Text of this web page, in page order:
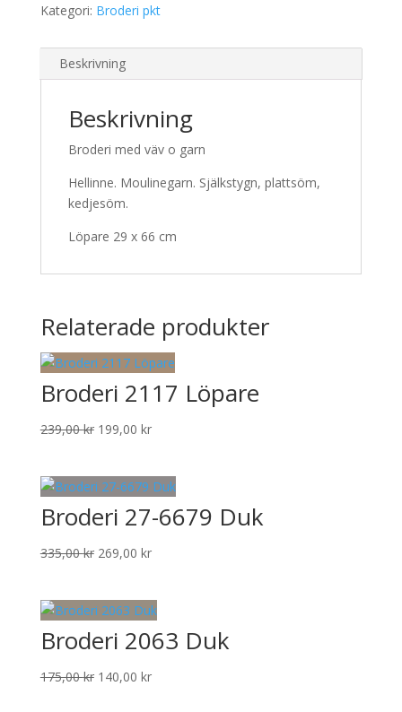
Kategori: Broderi pkt
Beskrivning
Beskrivning
Broderi med väv o garn
Hellinne. Moulinegarn. Själkstygn, plattsöm,
kedjesöm.
Löpare 29 x 66 cm
Relaterade produkter
Broderi 2117 Löpare
239,00kr Det
var:
239,00 kr.
199,00 krDet
är:
199,00 kr.
Broderi 27-6679 Duk
335,00kr Det
var:
335,00 kr.
269,00 krDet
är:
269,00 kr.
Broderi 2063 Duk
175,00kr Det
140,00 krDet